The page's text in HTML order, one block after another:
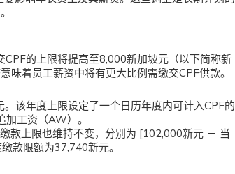
的上限将提高至8,000新加坡元（以下简称新
味着员工薪资中将有更大比例需缴交CPF供款。
该年度上限设定了一个日历年度内可计入CPF的
工资（AW）。
款上限也维持不变，分别为 [102,000新元 － 当
款限额为37,740新元。